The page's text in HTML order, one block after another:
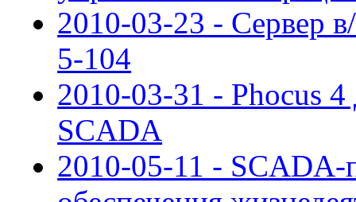
2010-03-23 - Сервер
5-104
2010-03-31 - Phocus 4
SCADA
2010-05-11 - SCADA-